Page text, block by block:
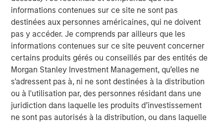
informations contenues sur ce site ne sont pas
destinées aux personnes américaines, qui ne doivent
pas y accéder. Je comprends par ailleurs que les
informations contenues sur ce site peuvent concerner
certains produits gérés ou conseillés par des entités de
Morgan Stanley Investment Management, qu’elles ne
s'adressent pas à, ni ne sont destinées à la distribution
ou à l'utilisation par, des personnes résidant dans une
juridiction dans laquelle les produits d’investissement
ne sont pas autorisés à la distribution, ou dans laquelle
Consulter le vidéo
Clicking above will exit the Morgan Stanley Investment
Management site and direct you to an external site.
MSIM Spokesperson